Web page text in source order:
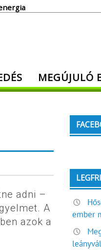
MEGÚJULÓ
adni –
A
azok a
ember